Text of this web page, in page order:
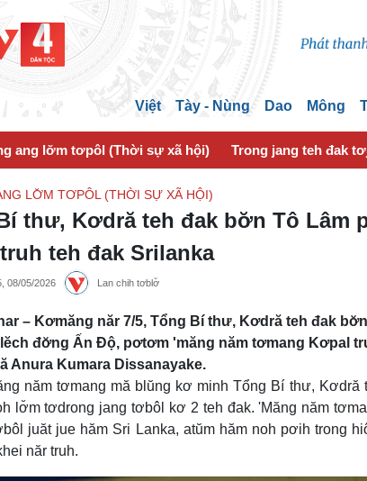
Việt Tày - Nùng Dao Mông
ang lơ̆m tơpôl (Thời sự xã hội) Trong jang teh đak
LƠ̆M TƠPÔL (THỜI SỰ XÃ HỘI)
thư, Kơdră teh đak bơ̆n Tô Lâm
teh đak Srilanka
08/05/2026 Lan chih tơblơ̆
– Kơmăng năr 7/5, Tổng Bí thư, Kơdră teh đak
lĕch đơ̆ng Ấn Độ, pơtơm 'măng năm tơmang Kơpal
Anura Kumara Dissanayake.
năm tơmang mă blŭng kơ minh Tổng Bí thư, Kơdră
lơ̆m tơdrong jang tơbôl kơ 2 teh đak. 'Măng năm
juăt jue hăm Sri Lanka, atŭm hăm noh pơih trong
năr truh.